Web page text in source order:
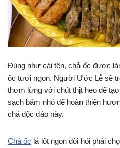
Đúng như cái tên, chả ốc được
ốc tươi ngon. Người Ước Lễ sẽ
thơm lừng với chút thịt heo để
sạch băm nhỏ để hoàn thiện
chả độc đáo này.
Chả ốc lá lốt ngon đòi hỏi phải